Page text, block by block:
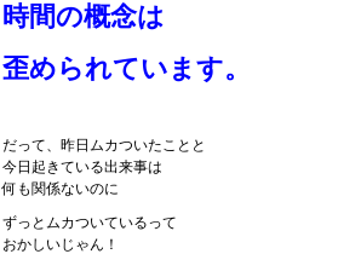
時間の概念は
歪められています。
だって、昨日ムカついたことと
今日起きている出来事は
何も関係ないのに
ずっとムカついているって
おかしいじゃん！